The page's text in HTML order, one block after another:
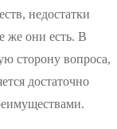
недостатки
же они есть. В
сторону вопроса,
достаточно